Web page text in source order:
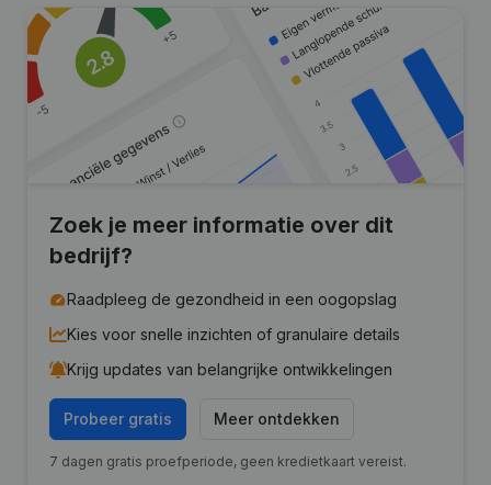
Zoek je meer informatie over dit
bedrijf?
Raadpleeg de gezondheid in een oogopslag
Kies voor snelle inzichten of granulaire details
Krijg updates van belangrijke ontwikkelingen
Probeer gratis Meer ontdekken
7 dagen gratis proefperiode, geen kredietkaart vereist.